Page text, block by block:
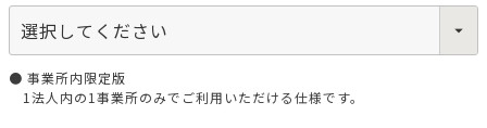
● 事業所内限定版
1法人内の1事業所のみでご利用いただける仕様です。